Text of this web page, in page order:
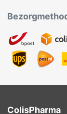
ColisPharma